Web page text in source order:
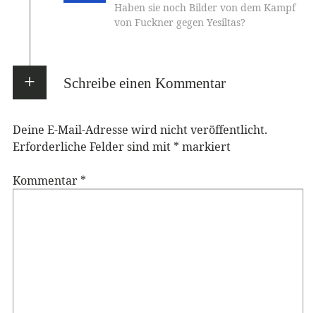
Haben sie noch Bilder von dem Kampf
von Fuckner gegen Yesiltas?
Schreibe einen Kommentar
Deine E-Mail-Adresse wird nicht veröffentlicht.
Erforderliche Felder sind mit * markiert
Kommentar *